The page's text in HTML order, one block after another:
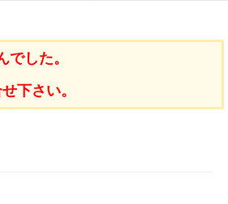
した。
下さい。